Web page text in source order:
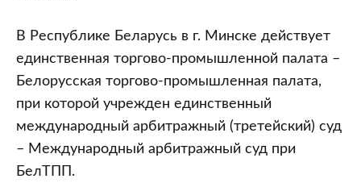
В Республике Беларусь в г. Минске действует
единственная торгово-промышленной палата –
Белорусская торгово-промышленная палата,
при которой учрежден единственный
международный арбитражный (третейский) суд
– Международный арбитражный суд при
БелТПП.